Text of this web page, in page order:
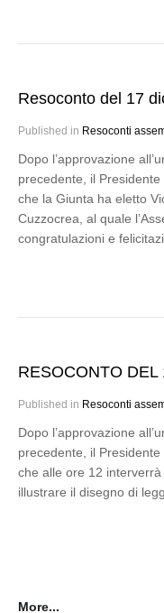
Resoconto del 17
Published in Resoconti
Dopo l’approvazione
precedente, il
che la Giunta ha eletto
Cuzzocrea, al quale
congratulazioni e
RESOCONTO
Published in Resoconti
Dopo l’approvazione
precedente, il
che alle ore 12
illustrare il disegno di
More...